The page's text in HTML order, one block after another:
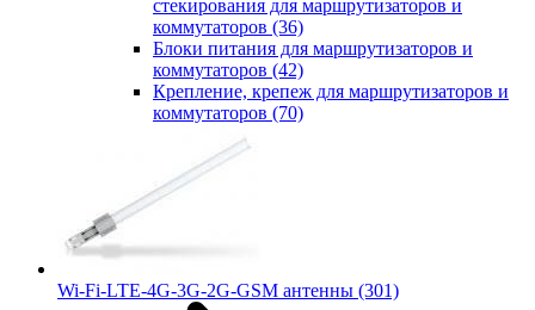
стекирования для маршрутизаторов и
коммутаторов (36)
Блоки питания для маршрутизаторов и
коммутаторов (42)
Крепление, крепеж для маршрутизаторов и
коммутаторов (70)
Wi-Fi-LTE-4G-3G-2G-GSM антенны (301)